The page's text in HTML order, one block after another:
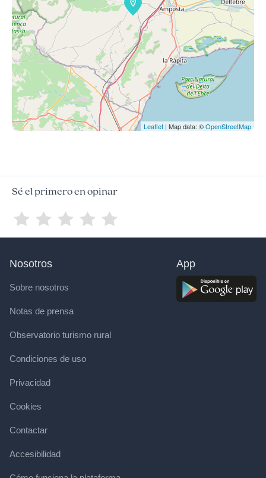
Leaflet | Map data: ©OpenStreetMap
Sé el primero en opinar
Nosotros
Sobre nosotros
Notas de prensa
Observatorio turismo rural
Condiciones de uso
Privacidad
Cookies
Contactar
Accesibilidad
App